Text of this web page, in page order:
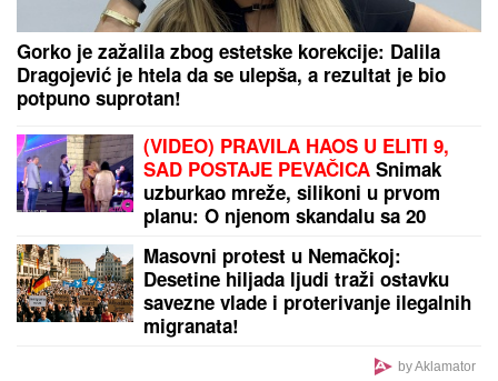
Gorko je zažalila zbog estetske korekcije: Dalila
Dragojević je htela da se ulepša, a rezultat je bio
potpuno suprotan!
(VIDEO) PRAVILA HAOS U ELITI 9,
SAD POSTAJE PEVAČICA Snimak
uzburkao mreže, silikoni u prvom
planu: O njenom skandalu sa 20
Masovni protest u Nemačkoj:
Desetine hiljada ljudi traži ostavku
savezne vlade i proterivanje ilegalnih
migranata!
by Aklamator